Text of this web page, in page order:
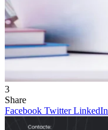
3
Share
Facebook Twitter LinkedIn